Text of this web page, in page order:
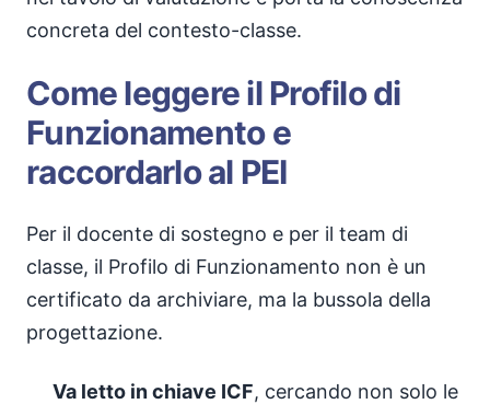
concreta del contesto-classe.
Come leggere il Profilo di
Funzionamento e
raccordarlo al PEI
Per il docente di sostegno e per il team di
classe, il Profilo di Funzionamento non è un
certificato da archiviare, ma la bussola della
progettazione.
Va letto in chiave ICF, cercando non solo le